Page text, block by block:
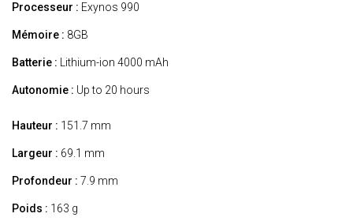
Processeur : Exynos 990
Mémoire : 8GB
Batterie : Lithium-ion 4000 mAh
Autonomie : Up to 20 hours
Hauteur : 151.7 mm
Largeur : 69.1 mm
Profondeur : 7.9 mm
Poids : 163 g